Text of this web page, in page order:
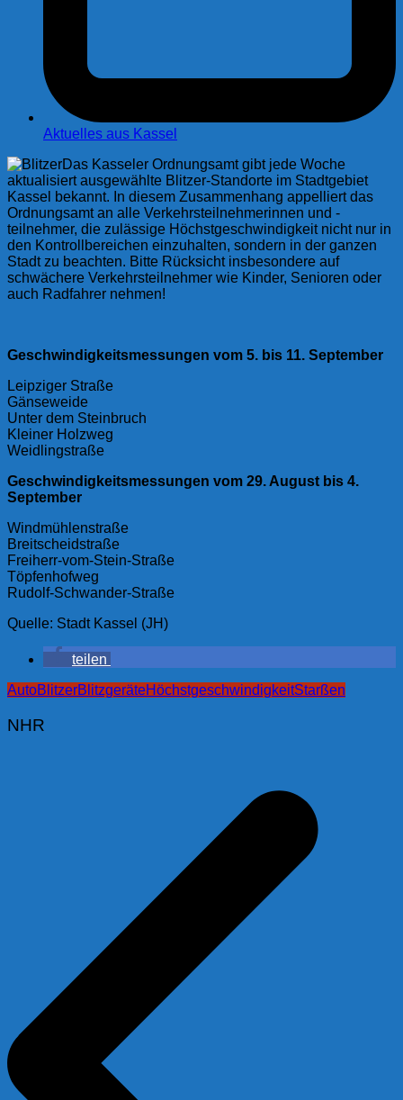
Aktuelles aus Kassel
Das Kasseler Ordnungsamt gibt jede Woche
aktualisiert ausgewählte Blitzer-Standorte im Stadtgebiet
Kassel bekannt. In diesem Zusammenhang appelliert das
Ordnungsamt an alle Verkehrsteilnehmerinnen und -
teilnehmer, die zulässige Höchstgeschwindigkeit nicht nur in
den Kontrollbereichen einzuhalten, sondern in der ganzen
Stadt zu beachten. Bitte Rücksicht insbesondere auf
schwächere Verkehrsteilnehmer wie Kinder, Senioren oder
auch Radfahrer nehmen!
Geschwindigkeitsmessungen vom 5. bis 11. September
Leipziger Straße
Gänseweide
Unter dem Steinbruch
Kleiner Holzweg
Weidlingstraße
Geschwindigkeitsmessungen vom 29. August bis 4.
September
Windmühlenstraße
Breitscheidstraße
Freiherr-vom-Stein-Straße
Töpfenhofweg
Rudolf-Schwander-Straße
Quelle: Stadt Kassel (JH)
teilen
AutoBlitzerBlitzgeräteHöchstgeschwindigkeitStarßen
NHR